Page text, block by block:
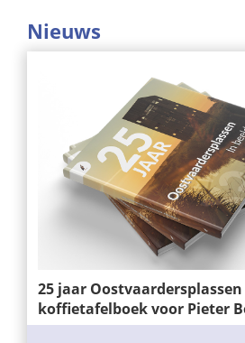
Nieuws
25 jaar
koffietafelboek voor Pieter